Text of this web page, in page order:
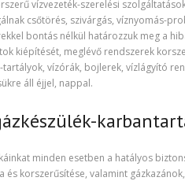
vízvezeték-szerelési
csőtörés, szivárgás, víznyomás-
bontás nélkül határozzuk meg a
kiépítését, meglévő rendszerek
vízórák, bojlerek, vízlágyító
áll éjjel, nappal.
minden esetben a hatályos
és korszerűsítése, valamint